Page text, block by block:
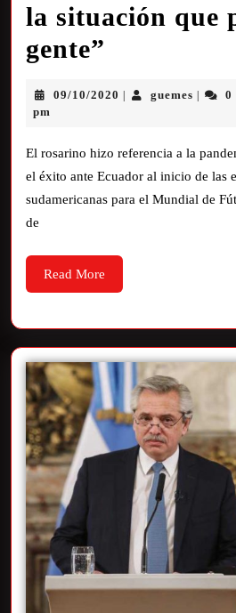
la situación que
gente”
09/10/2020 guemes 0
pm
El rosarino hizo referencia a la
el éxito ante Ecuador al inicio de las
sudamericanas para el Mundial de
de
Read More